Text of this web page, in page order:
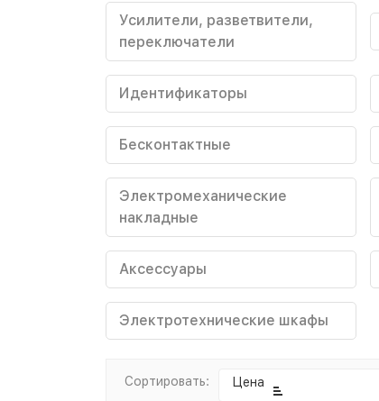
Усилители, разветвители,
переключатели
Идентификаторы
Бесконтактные
Электромеханические
накладные
Аксессуары
Электротехнические шкафы
Сортировать: Цена